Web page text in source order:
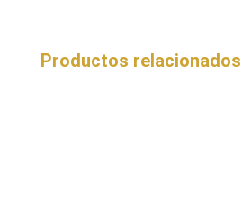
Productos relacionados